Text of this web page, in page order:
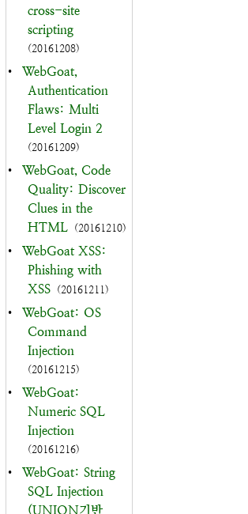
cross-site
scripting
(20161208)
•
WebGoat,
Authentication
Flaws: Multi
Level Login 2
(20161209)
•
WebGoat, Code
Quality: Discover
Clues in the
HTML (20161210)
•
WebGoat XSS:
Phishing with
XSS (20161211)
•
WebGoat: OS
Command
Injection
(20161215)
•
WebGoat:
Numeric SQL
Injection
(20161216)
•
WebGoat: String
SQL Injection
(UNION기반